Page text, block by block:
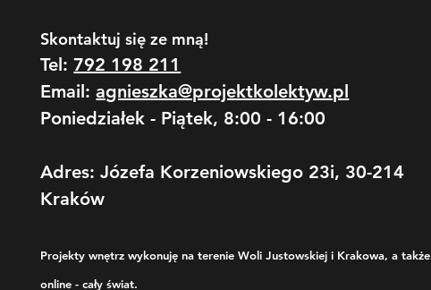
Skontaktuj się ze mną!
Tel:792 198 211
Email:agnieszka@projektkolektyw.pl
Poniedziałek - Piątek, 8:00 - 16:00
Adres: Józefa Korzeniowskiego 23i, 30-214
Kraków
Projekty wnętrz wykonuję na terenie Woli Justowskiej i Krakowa, a także
online - cały świat.